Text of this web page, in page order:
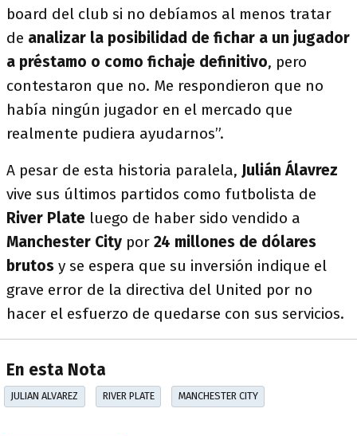
board del club si no debíamos al menos tratar
de analizar la posibilidad de fichar a un jugador
a préstamo o como fichaje definitivo, pero
contestaron que no. Me respondieron que no
había ningún jugador en el mercado que
realmente pudiera ayudarnos”.
A pesar de esta historia paralela, Julián Álavrez
vive sus últimos partidos como futbolista de
River Plate luego de haber sido vendido a
Manchester City por 24 millones de dólares
brutos y se espera que su inversión indique el
grave error de la directiva del United por no
hacer el esfuerzo de quedarse con sus servicios.
En esta Nota
JULIAN ALVAREZ RIVER PLATE MANCHESTER CITY